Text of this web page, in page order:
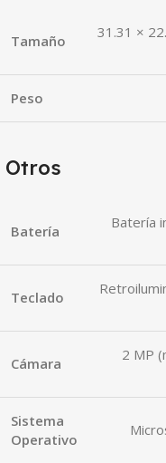
Tamaño
31.31 ×
Peso
Otros
Batería
Batería
Teclado
Cámara
2 MP
Sistema
Operativo